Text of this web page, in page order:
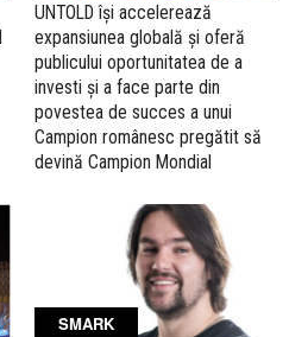
UNTOLD își accelerează
expansiunea globală și oferă
publicului oportunitatea de a
investi și a face parte din
povestea de succes a unui
Campion românesc pregătit să
devină Campion Mondial
SMARK